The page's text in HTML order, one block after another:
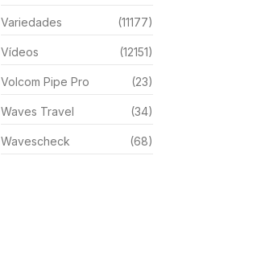
Variedades (11177)
Vídeos (12151)
Volcom Pipe Pro (23)
Waves Travel (34)
Wavescheck (68)